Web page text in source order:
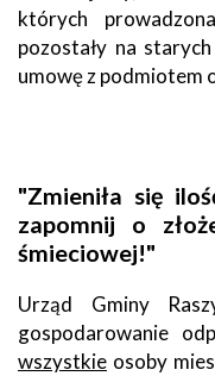
których
pozostały na
umowę z podmiotem
"Zmieniła się
zapomnij o
śmieciowej!"
Urząd Gminy
gospodarowanie
wszystkie osoby